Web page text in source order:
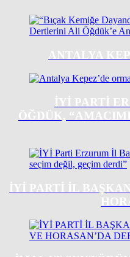
ANTALYA
İYİ PARTI
ÖĞDÜK,
İYİ PARTİ İL